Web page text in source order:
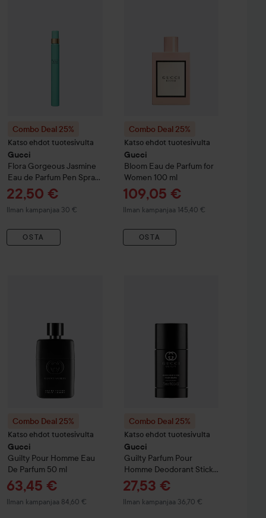
Combo Deal 25%
Katso ehdot tuotesivulta
Gucci
Flora Gorgeous Jasmine
Eau de Parfum Pen Spray
10 ml
Tarjoushinta
22,50 €
Ilman kampanjaa 30 €
OSTA
Combo Deal 25%
Katso ehdot tuotesivulta
Gucci
Bloom Eau de Parfum for
Women 100 ml
Tarjoushinta
109,05 €
Ilman kampanjaa 145,40 €
OSTA
Combo Deal 25%
Katso ehdot tuotesivulta
Gucci
Guilty Pour Homme Eau
De Parfum 50 ml
Tarjoushinta
63,45 €
Ilman kampanjaa 84,60 €
Combo Deal 25%
Katso ehdot tuotesivulta
Gucci
Guilty Parfum Pour
Homme Deodorant Stick
75 ml
Tarjoushinta
27,53 €
Ilman kampanjaa 36,70 €